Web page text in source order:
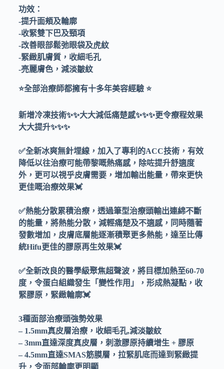
功效：
-提升面頰及輪廓
-收緊雙下巴及頸項
-改善眼部鬆弛眼袋及虎紋
-緊緻肌膚質，收細毛孔
-亮麗膚色，減淡皺紋
⭐️全部治療師都擁有十多年美容經驗 ⭐️
新增冷凍技術✨✨大大減低痛楚感✨✨✨更令療程效果
大大提升✨✨✨
✅全新冰爽無針埋線，加入了專利的ACC技術，有效
降低以往治療可能帶黎嘅熱痛感，除咗提升舒適度
外，更可以視乎皮膚需要，增加輸出能量，帶來更快
更佳嘅治療效果💓
✅熱能分散累積治療，透過筆型治療頭輸出連綿不斷
的能量，將熱能分散，減輕痛楚及不適感，同時隨著
發數增加，皮膚底層能逐漸積聚更多熱能，達至比傳
統Hifu更佳的膠原再生效果💓
✅全新改良的醫學級聚焦超聲波，將目標加熱至60-70
度，令蛋白組織發生「變性作用」，形成熱凝點，收
緊膠原，緊緻輪廓💓
3種面部治療頭強勢效果
– 1.5mm真皮層治療，收細毛孔,減淡皺紋
– 3mm直達深度真皮層，刺激膠原持續增生 + 膠原
– 4.5mm直達SMAS筋膜層，拉緊肌底而達到緊緻提
升，令面部輪廓更明顯